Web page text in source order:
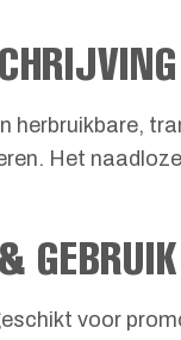
herbruikbare,
Het
GEBRUIK
voor